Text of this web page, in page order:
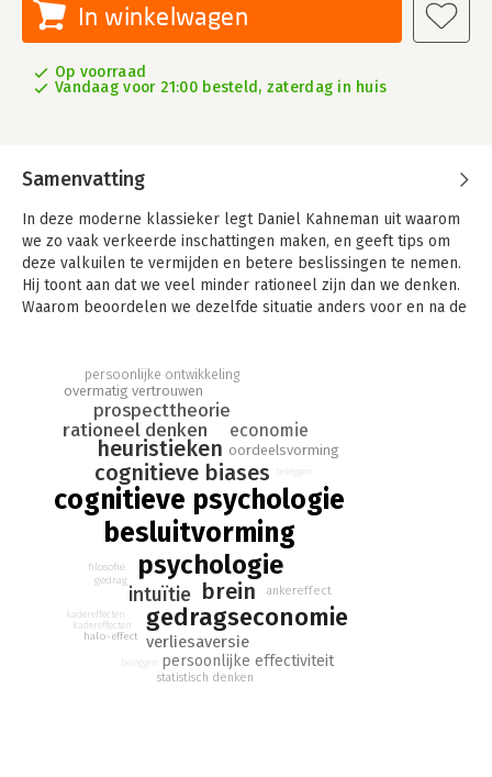
In winkelwagen
Op voorraad
Vandaag voor 21:00 besteld, zaterdag in huis
Samenvatting
In deze moderne klassieker legt Daniel Kahneman uit waarom
we zo vaak verkeerde inschattingen maken, en geeft tips om
deze valkuilen te vermijden en betere beslissingen te nemen.
Hij toont aan dat we veel minder rationeel zijn dan we denken.
Waarom beoordelen we dezelfde situatie anders voor en na de
Kahneman legt uit dat we twee denksystemen hebben: een
snelle, intuïtieve manier en een langzame, weloverwogen
manier. Beide zijn uitermate praktisch, maar het gaat vaak fout
omdat we - zonder dat we het doorhebben - de verkeerde
manier van denken gebruiken.
cognitieve psychologie
besluitvorming
psychologie
cognitieve biases
brein
heuristieken
gedragseconomie
intuïtie
rationeel denken
prospecttheorie
economie
verliesaversie
persoonlijke effectiviteit
overmatig vertrouwen
oordeelsvorming
persoonlijke ontwikkeling
statistisch denken
gedrag
ankereffect
filosofie
halo-effect
kadereffecten
kadereffecten